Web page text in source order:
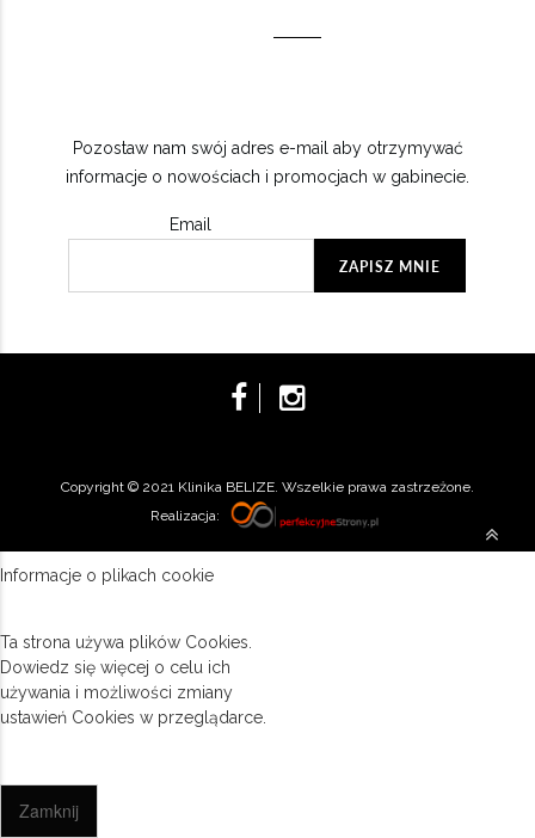
Pozostaw nam swój adres e-mail aby otrzymywać
informacje o nowościach i promocjach w gabinecie.
Email
Copyright © 2021 Klinika BELIZE. Wszelkie prawa zastrzeżone.
Realizacja:
Informacje o plikach cookie
Ta strona używa plików Cookies.
Dowiedz się więcej o celu ich
używania i możliwości zmiany
ustawień Cookies w przeglądarce.